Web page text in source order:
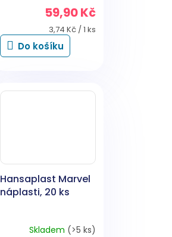
59,90 Kč
Měrná
cena:
3,74 Kč / 1 ks
Do košíku
Hansaplast Marvel
náplasti, 20 ks
Skladem (>5 ks)